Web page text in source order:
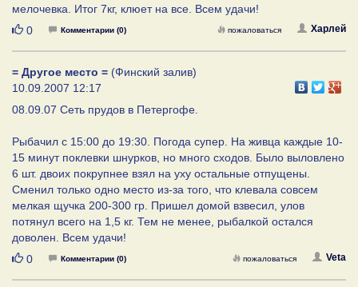
мелочевка. Итог 7кг, клюет на все. Всем удачи!
Нравится
0 Комментарии (0) Харлей
пожаловаться
= Другое место = (Финский залив)
10.09.2007 12:17
08.09.07 Сеть прудов в Петергофе.
Рыбачил с 15:00 до 19:30. Погода супер. На живца каждые 10-
15 минут поклевки шнурков, но много сходов. Было выловлено
6 шт. двоих покрупнее взял на уху остальные отпущены.
Сменил только одно место из-за того, что клевала совсем
мелкая щучка 200-300 гр. Пришел домой взвесил, улов
потянул всего на 1,5 кг. Тем не менее, рыбалкой остался
доволен. Всем удачи!
Нравится
0 Комментарии (0) Veta
пожаловаться